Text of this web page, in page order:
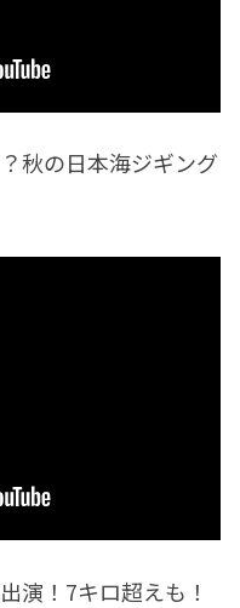
秋の日本海ジギング
演！7キロ超えも！